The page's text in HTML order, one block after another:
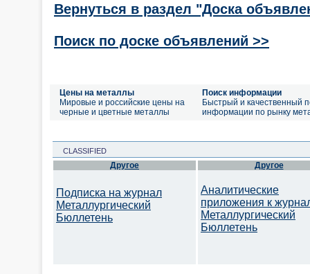
Вернуться в раздел "Доска
Поиск по доске объявлений >>
Цены на металлы
Мировые и российские цены на
черные и цветные металлы
Поиск информации
Быстрый и качественный
информации по рынку
CLASSIFIED
Другое
Подписка на журнал
Металлургический
Бюллетень
Другое
Аналитические
приложения к
Металлургический
Бюллетень